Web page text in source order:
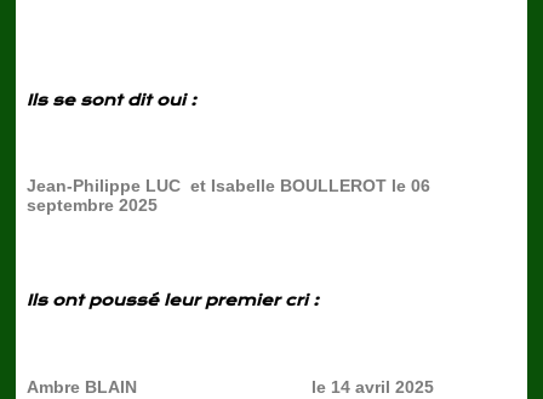
Ils se sont dit oui :
Jean-Philippe LUC et Isabelle BOULLEROT le 06
septembre 2025
Ils ont poussé leur premier cri :
Ambre BLAIN le 14 avril 2025